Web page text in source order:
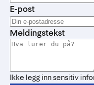
E-post
Meldingstekst
Ikke legg inn sensitiv